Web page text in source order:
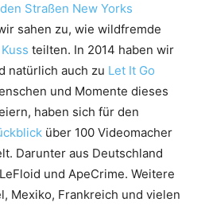
Straßen New Yorks
sahen zu, wie wildfremde
teilten. In 2014 haben wir
natürlich auch zu Let It Go
und Momente dieses
haben sich für den
über 100 Videomacher
Darunter aus Deutschland
und ApeCrime. Weitere
Mexiko, Frankreich und vielen